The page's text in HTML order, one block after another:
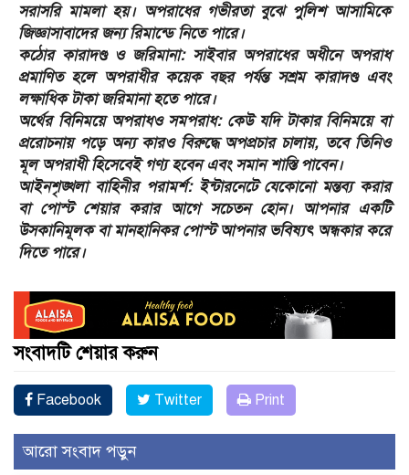
সরাসরি মামলা হয়। অপরাধের গভীরতা বুঝে পুলিশ আসামিকে
জিজ্ঞাসাবাদের জন্য রিমান্ডে নিতে পারে।
​কঠোর কারাদণ্ড ও জরিমানা: সাইবার অপরাধের অধীনে অপরাধ
প্রমাণিত হলে অপরাধীর কয়েক বছর পর্যন্ত সশ্রম কারাদণ্ড এবং
লক্ষাধিক টাকা জরিমানা হতে পারে।
​অর্থের বিনিময়ে অপরাধও সমপরাধ: কেউ যদি টাকার বিনিময়ে বা
প্ররোচনায় পড়ে অন্য কারও বিরুদ্ধে অপপ্রচার চালায়, তবে তিনিও
মূল অপরাধী হিসেবেই গণ্য হবেন এবং সমান শাস্তি পাবেন।
​আইনশৃঙ্খলা বাহিনীর পরামর্শ: ইন্টারনেটে যেকোনো মন্তব্য করার
বা পোস্ট শেয়ার করার আগে সচেতন হোন। আপনার একটি
উসকানিমূলক বা মানহানিকর পোস্ট আপনার ভবিষ্যৎ অন্ধকার করে
দিতে পারে।
সংবাদটি শেয়ার করুন
Facebook Twitter Print
আরো সংবাদ পড়ুন